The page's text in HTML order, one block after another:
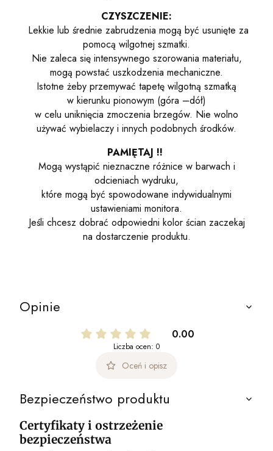
CZYSZCZENIE:
Lekkie lub średnie zabrudzenia mogą być usunięte za
pomocą wilgotnej szmatki.
Nie zaleca się intensywnego szorowania materiału,
mogą powstać uszkodzenia mechaniczne.
Istotne żeby przemywać tapetę wilgotną szmatką
w kierunku pionowym (góra –dół)
w celu uniknięcia zmoczenia brzegów. Nie wolno
używać wybielaczy i innych podobnych środków.
PAMIĘTAJ !!
Mogą wystąpić nieznaczne różnice w barwach i
odcieniach wydruku,
które mogą być spowodowane indywidualnymi
ustawieniami monitora.
Jeśli chcesz dobrać odpowiedni kolor ścian zaczekaj
na dostarczenie produktu.
Opinie
0.00
Liczba ocen: 0
Oceń i opisz
Bezpieczeństwo produktu
Certyfikaty i ostrzeżenie
bezpieczeństwa